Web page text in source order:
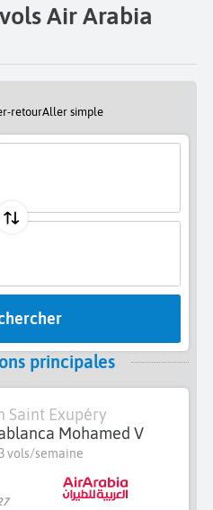
Air Arabia
retourAller simple
principales
Saint Exupéry
Mohamed V
3 vols/semaine